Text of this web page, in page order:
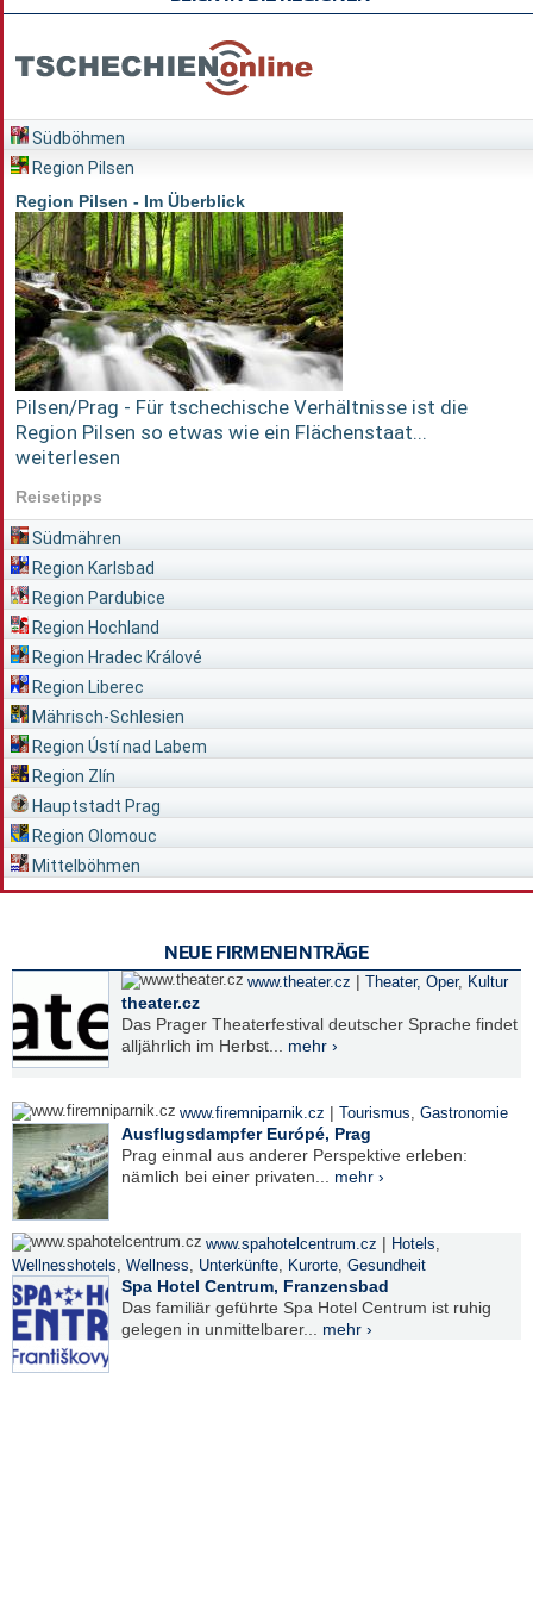
Südböhmen
Region Pilsen
Region Pilsen - Im Überblick
Pilsen/Prag - Für tschechische Verhältnisse ist die
Region Pilsen so etwas wie ein Flächenstaat...
weiterlesen
Reisetipps
Südmähren
Region Karlsbad
Region Pardubice
Region Hochland
Region Hradec Králové
Region Liberec
Mährisch-Schlesien
Region Ústí nad Labem
Region Zlín
Hauptstadt Prag
Region Olomouc
Mittelböhmen
NEUE FIRMENEINTRÄGE
www.theater.cz | Theater, Oper, Kultur
theater.cz
Das Prager Theaterfestival deutscher Sprache findet
alljährlich im Herbst... mehr ›
www.firemniparnik.cz | Tourismus, Gastronomie
Ausflugsdampfer Európé, Prag
Prag einmal aus anderer Perspektive erleben:
nämlich bei einer privaten... mehr ›
www.spahotelcentrum.cz | Hotels,
Wellnesshotels, Wellness, Unterkünfte, Kurorte, Gesundheit
Spa Hotel Centrum, Franzensbad
Das familiär geführte Spa Hotel Centrum ist ruhig
gelegen in unmittelbarer... mehr ›